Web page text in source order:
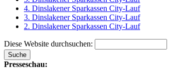
4. Dinslakener Sparkassen City-Lauf
3. Dinslakener Sparkassen City-Lauf
2. Dinslakener Sparkassen City-Lauf
Diese Website durchsuchen:
Presseschau: